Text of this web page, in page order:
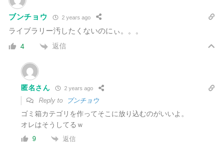
ブンチョウ 2 years ago
ライブラリー汚したくないのにぃ。。。
4 返信
匿名さん 2 years ago
Reply to ブンチョウ
ゴミ箱カテゴリを作ってそこに放り込むのがいいよ。
オレはそうしてるｗ
9 返信